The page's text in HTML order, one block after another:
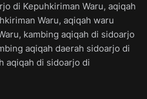
di Kepuhkiriman Waru, aqiqah
Waru, aqiqah waru
kambing aqiqah di sidoarjo
aqiqah daerah sidoarjo di
aqiqah di sidoarjo di